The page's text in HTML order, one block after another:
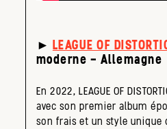
► LEAGUE OF
moderne – Allemagne
En 2022, LEAGUE OF
avec son premier album
son frais et un style unique